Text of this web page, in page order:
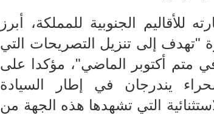
الجنوبية للمملكة، أبرز
"تهدف إلى تنزيل التصريحات التي
متم أكتوبر الماضي"، مؤكدا على
يندرجان في إطار السيادة
التي تشهدها هذه الجهة من